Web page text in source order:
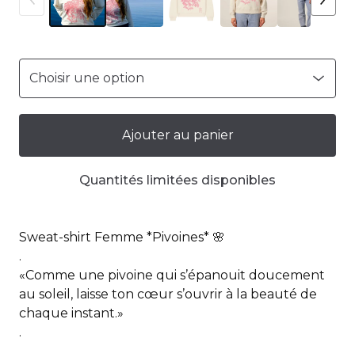
Ajouter au panier
Quantités limitées disponibles
Sweat-shirt Femme *Pivoines* 🌸
.
«Comme une pivoine qui s’épanouit doucement
au soleil, laisse ton cœur s’ouvrir à la beauté de
chaque instant.»
.